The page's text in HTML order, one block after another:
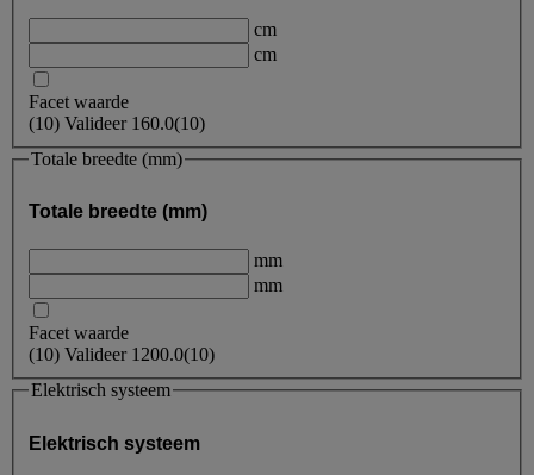
cm
cm
Facet waarde
(10) Valideer 160.0(10)
Totale breedte (mm)
Totale breedte (mm)
mm
mm
Facet waarde
(10) Valideer 1200.0(10)
Elektrisch systeem
Elektrisch systeem